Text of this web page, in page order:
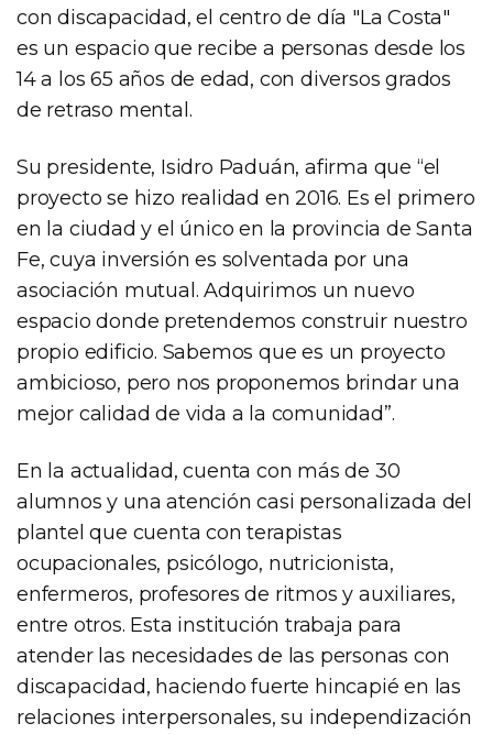
con discapacidad, el centro de día "La Costa"
es un espacio que recibe a personas desde los
14 a los 65 años de edad, con diversos grados
de retraso mental.
Su presidente, Isidro Paduán, afirma que “el
proyecto se hizo realidad en 2016. Es el primero
en la ciudad y el único en la provincia de Santa
Fe, cuya inversión es solventada por una
asociación mutual. Adquirimos un nuevo
espacio donde pretendemos construir nuestro
propio edificio. Sabemos que es un proyecto
ambicioso, pero nos proponemos brindar una
mejor calidad de vida a la comunidad”.
En la actualidad, cuenta con más de 30
alumnos y una atención casi personalizada del
plantel que cuenta con terapistas
ocupacionales, psicólogo, nutricionista,
enfermeros, profesores de ritmos y auxiliares,
entre otros. Esta institución trabaja para
atender las necesidades de las personas con
discapacidad, haciendo fuerte hincapié en las
relaciones interpersonales, su independización